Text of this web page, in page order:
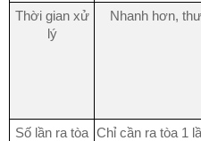
Thời gian xử
lý
Nhanh hơn,
Số lần ra tòa Chỉ cần ra tòa 1